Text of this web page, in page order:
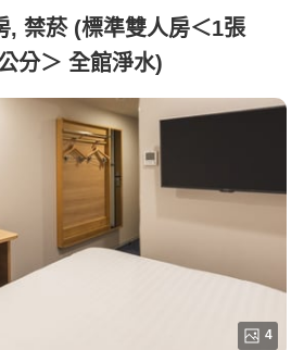
, 禁菸 (標準雙人房＜1張
分＞ 全館淨水)
4